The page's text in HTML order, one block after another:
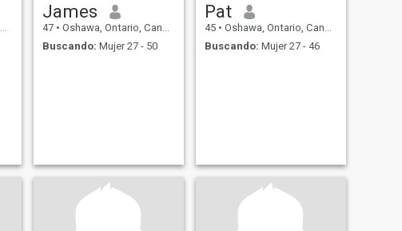
James
47 • Oshawa, Ontario, Canadá
Buscando: Mujer 27 - 50
Pat
45 • Oshawa, Ontario, Canadá
Buscando: Mujer 27 - 46